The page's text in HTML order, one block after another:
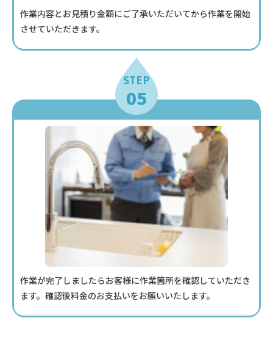
作業内容とお見積り金額にご了承いただいてから作業を開始
させていただきます。
STEP
05
作業が完了しましたらお客様に作業箇所を確認していただき
ます。確認後料金のお支払いをお願いいたします。